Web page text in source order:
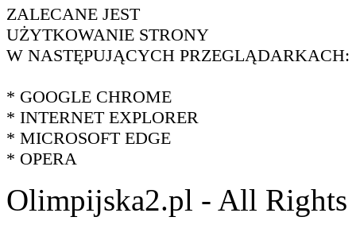
ZALECANE JEST
UŻYTKOWANIE STRONY
W NASTĘPUJĄCYCH PRZEGLĄDARKACH:
* GOOGLE CHROME
* INTERNET EXPLORER
* MICROSOFT EDGE
* OPERA
Olimpijska2.pl - All Rights